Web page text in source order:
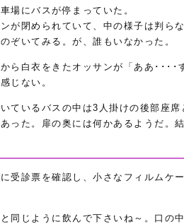
場にバスが停まっていた。
が閉められていて、中の様子は判ら
ぞいてみる。が、誰もいなかった。
ら白衣をきたオッサンが「ああ････
じない。
ているバスの中は3人掛けの後部座
った。扉の奥には何かあるようだ。結
受診票を確認し、小さなフィルムケ
同じように飲んで下さいね～。口の